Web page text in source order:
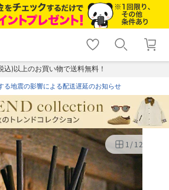
shopping_cart lock_outline
ログイン
込)以上のお買い物で送料無料！
る地震の影響による配送遅延のお知らせ
1/12